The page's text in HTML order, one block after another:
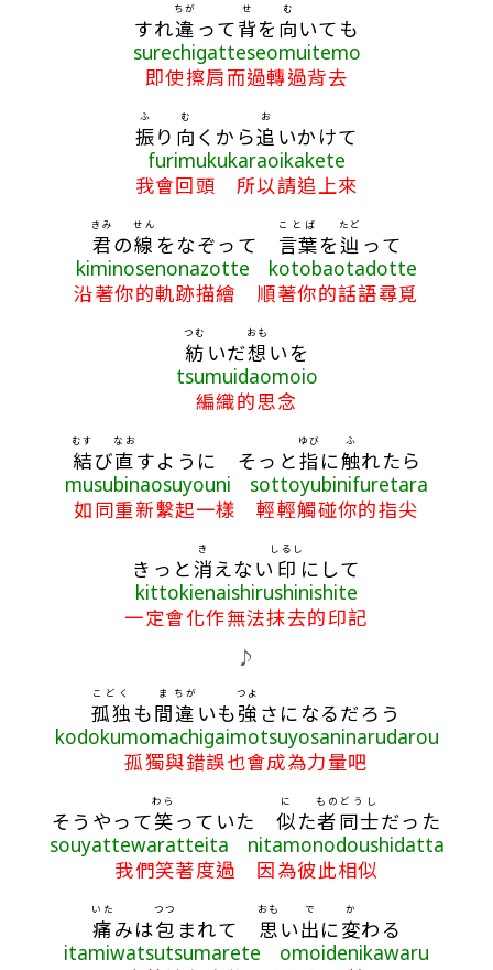
すれ違
ちが
って背
せ
を 向
む
いても
surechigatteseomuitemo
即使擦肩而過轉過背去
振
ふ
り 向
む
くから追
お
いかけて
furimukukaraoikakete
我會回頭 所以請追上來
君
きみ
の線
せん
をなぞって 言葉
ことば
を辿
たど
って
kiminosenonazotte kotobaotadotte
沿著你的軌跡描繪 順著你的話語尋覓
紡
つむ
いだ想
おも
いを
tsumuidaomoio
編織的思念
結
むす
び直
なお
すように そっと指
ゆび
に触
ふ
れたら
musubinaosuyouni sottoyubinifuretara
如同重新繫起一樣 輕輕觸碰你的指尖
きっと消
き
えない 印
しるし
にして
kittokienaishirushinishite
一定會化作無法抹去的印記
♪
孤独
こどく
も間
ま
違
ちが
いも強
つよ
さになるだろう
kodokumomachigaimotsuyosaninarudarou
孤獨與錯誤也會成為力量吧
そうやって笑
わら
っていた似
に
た者
もの
同士
どうし
だった
souyattewaratteita nitamonodoushidatta
我們笑著度過 因為彼此相似
痛
いた
みは包
つつ
まれて 思
おも
い出
で
に変
か
わる
itamiwatsutsumarete omoidenikawaru